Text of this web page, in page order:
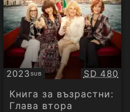
2023SUB
Субтитри SD 480
Книга за възрастни:
Глава втора